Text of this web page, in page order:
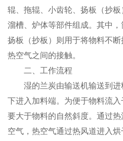
辊、拖辊、小齿轮、扬板（抄
溜槽、炉体等部件组成。其中，
扬板（抄板）则用于将物料不
热空气之间的接触。
二、工作流程
湿的兰炭由输送机输送到进
下进入加料端。为便于物料流
要大于物料的自然斜度。通过
空气，热空气通过热风道进入